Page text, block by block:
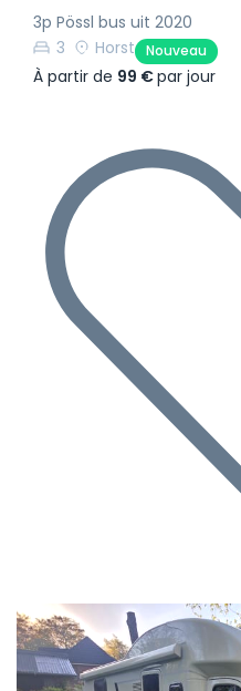
3p Pössl bus uit 2020
3
Horst Nouveau
À partir de 99 €par jour